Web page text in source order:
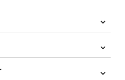
har
egenskaper.